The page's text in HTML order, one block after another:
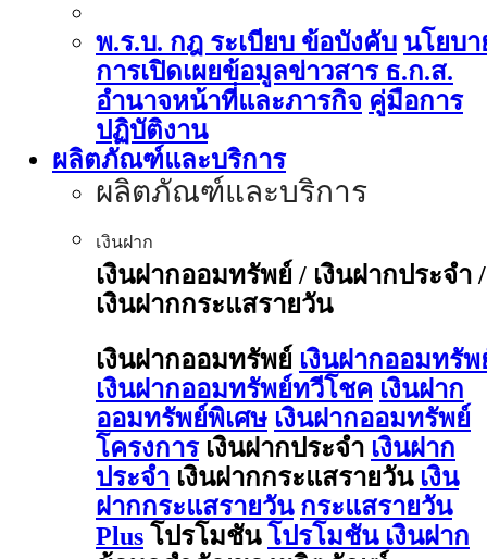
พ.ร.บ. กฎ ระเบียบ ข้อบังคับ นโยบา
การเปิดเผยข้อมูลข่าวสาร ธ.ก.ส.
อำนาจหน้าที่และภารกิจ คู่มือการ
ปฏิบัติงาน
ผลิตภัณฑ์และบริการ
ผลิตภัณฑ์และบริการ
เงินฝาก
เงินฝากออมทรัพย์ / เงินฝากประจำ /
เงินฝากกระแสรายวัน
เงินฝากออมทรัพย์ เงินฝากออมทรัพ
เงินฝากออมทรัพย์ทวีโชค เงินฝาก
ออมทรัพย์พิเศษ เงินฝากออมทรัพย์
โครงการ เงินฝากประจำ เงินฝาก
ประจำ เงินฝากกระแสรายวัน เงิน
ฝากกระแสรายวัน กระแสรายวัน
Plus โปรโมชัน โปรโมชัน เงินฝาก